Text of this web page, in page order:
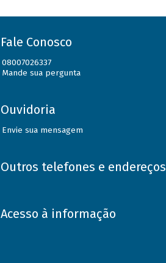
Fale Conosco
08007026337
Mande sua pergunta
Ouvidoria
Envie sua mensagem
Outros telefones e endereços
Acesso à informação